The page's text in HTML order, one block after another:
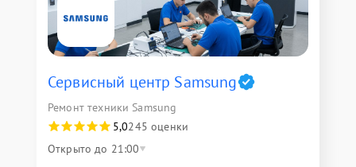
Сервисный центр Samsung
Ремонт техники Samsung
5,0245 оценки
Открыто до 21:00